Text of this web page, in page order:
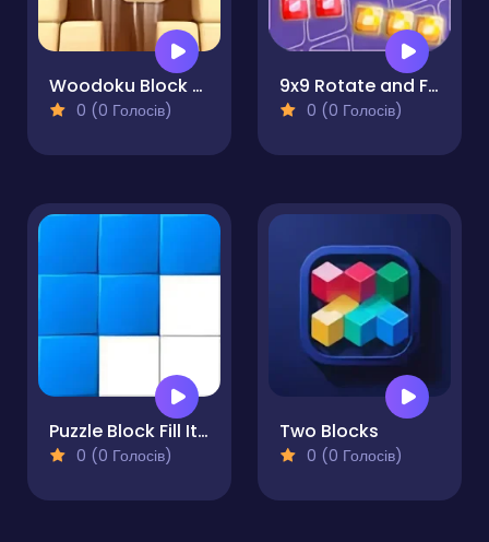
Woodoku Block Puzzle
0 (0 Голосів)
9x9 Rotate and Flip
0 (0 Голосів)
Puzzle Block Fill It Completely
0 (0 Голосів)
Two Blocks
0 (0 Голосів)